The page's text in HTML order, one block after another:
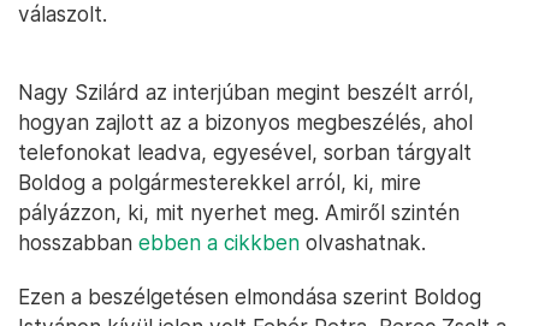
válaszolt.
Nagy Szilárd az interjúban megint beszélt arról,
hogyan zajlott az a bizonyos megbeszélés, ahol
telefonokat leadva, egyesével, sorban tárgyalt
Boldog a polgármesterekkel arról, ki, mire
pályázzon, ki, mit nyerhet meg. Amiről szintén
hosszabban ebben a cikkben olvashatnak.
Ezen a beszélgetésen elmondása szerint Boldog